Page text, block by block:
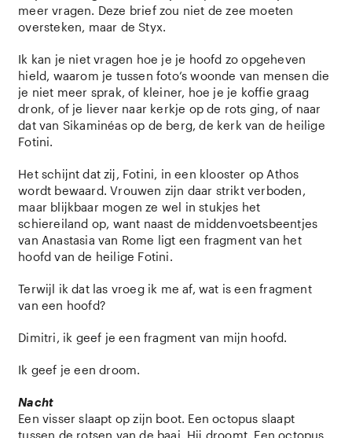
meer vragen. Deze brief zou niet de zee moeten
oversteken, maar de Styx.
Ik kan je niet vragen hoe je je hoofd zo opgeheven
hield, waarom je tussen foto’s woonde van mensen die
je niet meer sprak, of kleiner, hoe je je koffie graag
dronk, of je liever naar kerkje op de rots ging, of naar
dat van Sikaminéas op de berg, de kerk van de heilige
Fotini.
Het schijnt dat zij, Fotini, in een klooster op Athos
wordt bewaard. Vrouwen zijn daar strikt verboden,
maar blijkbaar mogen ze wel in stukjes het
schiereiland op, want naast de middenvoetsbeentjes
van Anastasia van Rome ligt een fragment van het
hoofd van de heilige Fotini.
Terwijl ik dat las vroeg ik me af, wat is een fragment
van een hoofd?
Dimitri, ik geef je een fragment van mijn hoofd.
Ik geef je een droom.
Nacht
Een visser slaapt op zijn boot. Een octopus slaapt
tussen de rotsen van de baai. Hij droomt. Een octopus